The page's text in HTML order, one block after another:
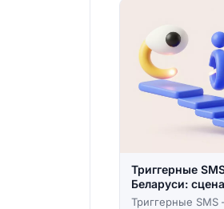
Триггерные
Беларуси:
Триггерные SMS